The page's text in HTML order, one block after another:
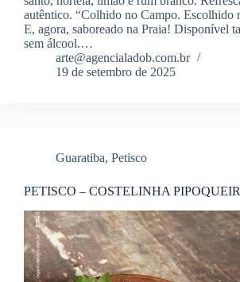
autêntico. “Colhido no Campo. Escolhido
E, agora, saboreado na Praia! Disponível
sem álcool.…
arte@agencialadob.com.br
19 de setembro de 2025
Guaratiba, Petisco
PETISCO – COSTELINHA